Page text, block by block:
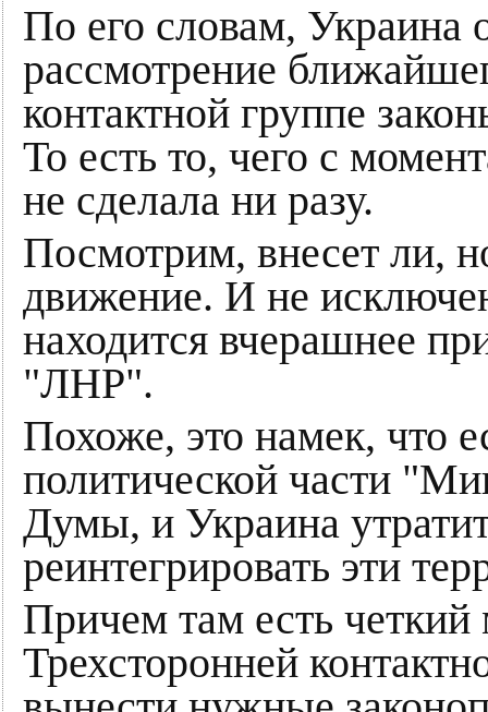
По его словам, Украина
рассмотрение
контактной группе
То есть то, чего с
не сделала ни разу.
Посмотрим, внесет ли,
движение. И не
находится вчерашнее
"ЛНР".
Похоже, это намек, что
политической части
Думы, и Украина
реинтегрировать эти
Причем там есть
Трехсторонней